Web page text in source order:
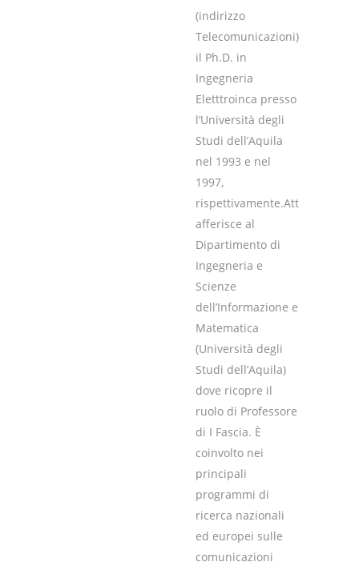
(indirizzo
Telecomunicazioni)e
il Ph.D. in
Ingegneria
Eletttroinca presso
l’Università degli
Studi dell’Aquila
nel 1993 e nel
1997,
rispettivamente.Attualmente
afferisce al
Dipartimento di
Ingegneria e
Scienze
dell’Informazione e
Matematica
(Università degli
Studi dell’Aquila)
dove ricopre il
ruolo di Professore
di I Fascia. È
coinvolto nei
principali
programmi di
ricerca nazionali
ed europei sulle
comunicazioni